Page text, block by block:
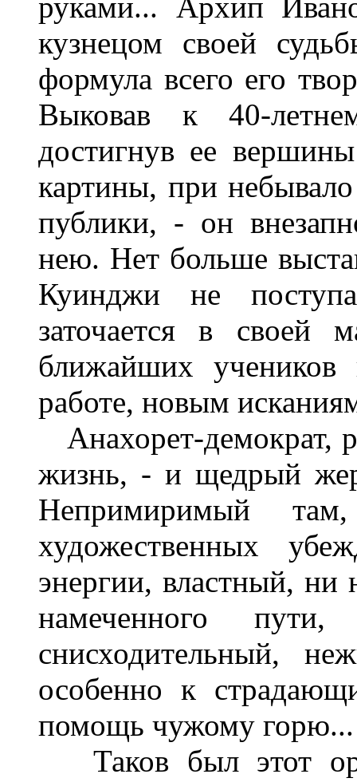
кузнецом своей
формула всего его
Выковав к 40-
достигнув ее
картины, при
публики, - он
нею. Нет больше
Куинджи не
заточается в своей
ближайших учеников
работе, новым
Анахорет-демократ,
жизнь, - и щедрый
Непримиримый
художественных
энергии, властный,
намеченного
снисходительный,
особенно к
помощь чужому горю...
Таков был этот